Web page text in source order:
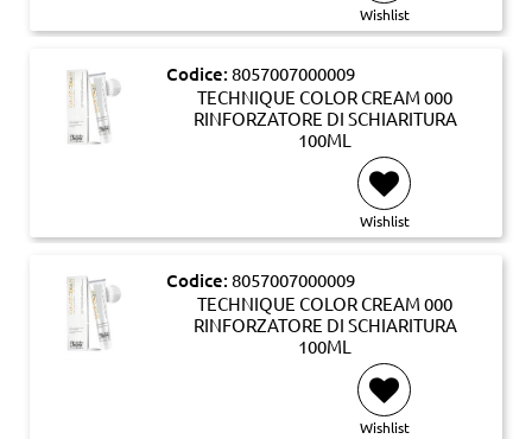
Wishlist
Codice: 8057007000009
TECHNIQUE COLOR CREAM 000
RINFORZATORE DI SCHIARITURA
100ML
Wishlist
Codice: 8057007000009
TECHNIQUE COLOR CREAM 000
RINFORZATORE DI SCHIARITURA
100ML
Wishlist